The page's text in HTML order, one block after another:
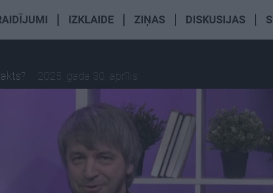
IZKLAIDE ZIŅAS DISKUSIJAS
2025. gada 30. aprīlis